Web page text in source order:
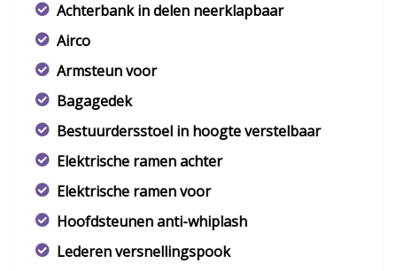
Achterbank in delen neerklapbaar
Airco
Armsteun voor
Bagagedek
Bestuurdersstoel in hoogte verstelbaar
Elektrische ramen achter
Elektrische ramen voor
Hoofdsteunen anti-whiplash
Lederen versnellingspook